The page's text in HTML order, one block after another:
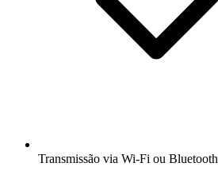
Transmissão via Wi-Fi ou Bluetooth